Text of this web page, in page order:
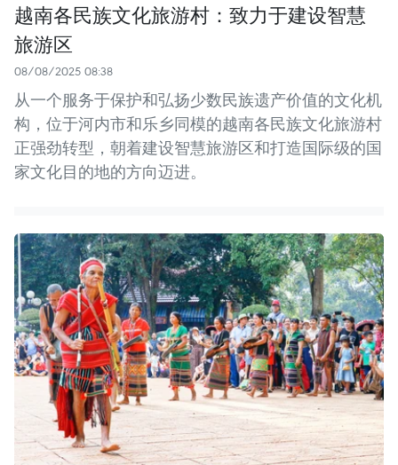
越南各民族文化旅游村：致力于建设智慧
旅游区
08/08/2025 08:38
从一个服务于保护和弘扬少数民族遗产价值的文化机
构，位于河内市和乐乡同模的越南各民族文化旅游村
正强劲转型，朝着建设智慧旅游区和打造国际级的国
家文化目的地的方向迈进。